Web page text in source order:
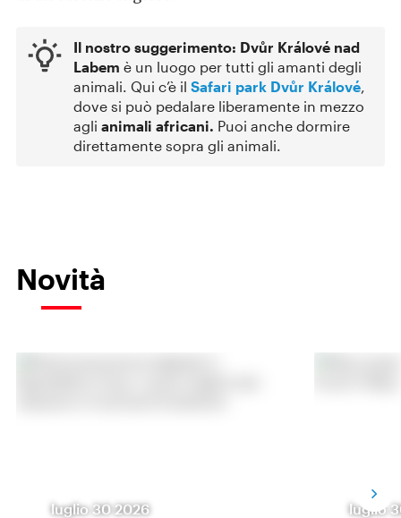
Il nostro suggerimento: Dvůr Králové nad
Labem è un luogo per tutti gli amanti degli
animali. Qui c’è il Safari park Dvůr Králové,
dove si può pedalare liberamente in mezzo
agli animali africani. Puoi anche dormire
direttamente sopra gli animali.
Novità
luglio 30 2026 luglio